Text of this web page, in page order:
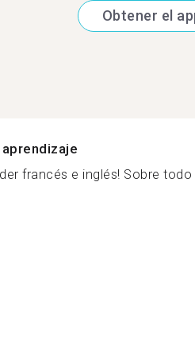
Obtener el
francés e inglés! Sobre